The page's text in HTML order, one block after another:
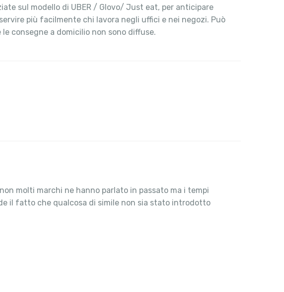
sul modello di UBER / Glovo/ Just eat, per anticipare
più facilmente chi lavora negli uffici e nei negozi. Può
consegne a domicilio non sono diffuse.
molti marchi ne hanno parlato in passato ma i tempi
il fatto che qualcosa di simile non sia stato introdotto